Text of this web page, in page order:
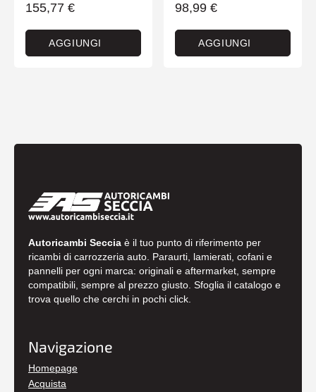
155,77 €
AGGIUNGI
98,99 €
AGGIUNGI
Autoricambi Seccia è il tuo punto di riferimento per
ricambi di carrozzeria auto. Paraurti, lamierati, cofani e
pannelli per ogni marca: originali e aftermarket, sempre
compatibili, sempre al prezzo giusto. Sfoglia il catalogo e
trova quello che cerchi in pochi click.
Navigazione
Homepage
Acquista